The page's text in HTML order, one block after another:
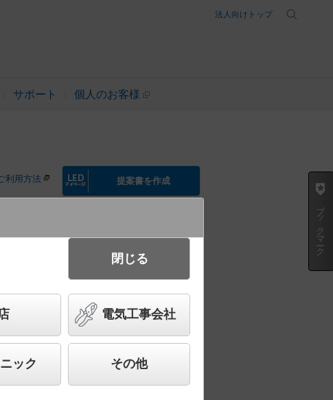
法人向けトップ
サポート 個人のお客様
利用方法 提案書を作成
電球色） スリムライン照明（電源
タイプ（標準入線） 調光タイプ
ブックマーク
電気工事会社
ック その他
閉じる